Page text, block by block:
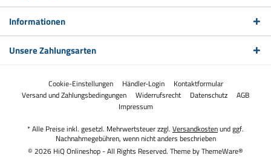
Informationen
Unsere Zahlungsarten
Cookie-Einstellungen Händler-Login
Kontaktformular
Versand und Zahlungsbedingungen
Widerrufsrecht Datenschutz
AGB
Impressum
* Alle Preise inkl. gesetzl. Mehrwertsteuer zzgl. Versandkostenund ggf.
Nachnahmegebühren, wenn nicht anders beschrieben
© 2026 HiQ Onlineshop - All Rights Reserved. Theme byThemeWare®